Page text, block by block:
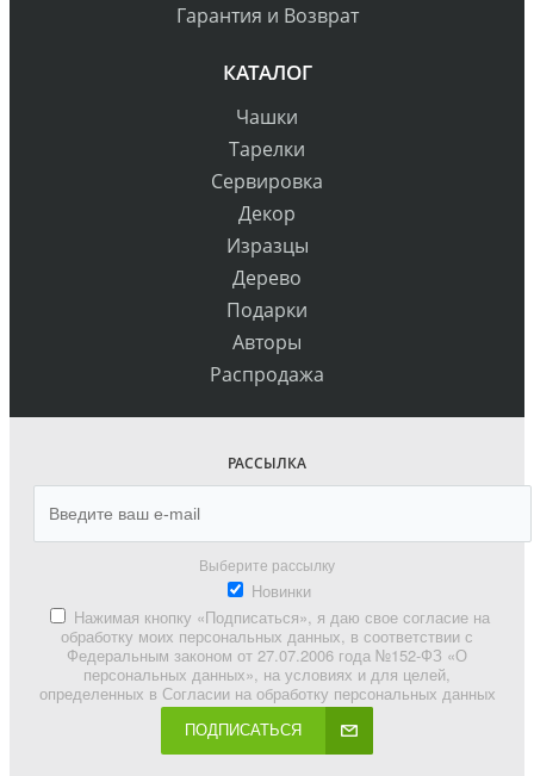
Гарантия и Возврат
КАТАЛОГ
Чашки
Тарелки
Сервировка
Декор
Изразцы
Дерево
Подарки
Авторы
Распродажа
РАССЫЛКА
Выберите рассылку
Новинки
Нажимая кнопку «Подписаться», я даю свое согласие на
обработку моих персональных данных, в соответствии с
Федеральным законом от 27.07.2006 года №152-ФЗ «О
персональных данных», на условиях и для целей,
определенных в Согласии на обработку персональных данных
ПОДПИСАТЬСЯ